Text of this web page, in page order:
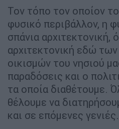
Τον τόπο τον οποίον
φυσικό περιβάλλον, η
σπάνια αρχιτεκτονική,
αρχιτεκτονική εδώ
οικισμών του νησιού
παραδόσεις και ο
τα οποία διαθέτουμε.
θέλουμε να
και σε επόμενες γενιές.